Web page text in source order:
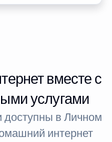
вместе с
услугами
доступны в Личном
интернет